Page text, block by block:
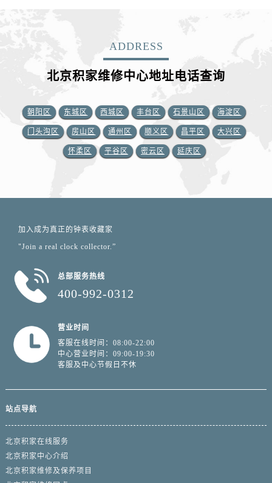
ADDRESS
北京积家维修中心地址电话查询
朝阳区 东城区 西城区 丰台区 石景山区 海淀区
门头沟区 房山区 通州区 顺义区 昌平区 大兴区
怀柔区 平谷区 密云区 延庆区
加入成为真正的钟表收藏家
"Join a real clock collector.”
总部服务热线
400-992-0312
营业时间
客服在线时间：08:00-22:00
中心营业时间：09:00-19:30
客服及中心节假日不休
站点导航
北京积家在线服务
北京积家中心介绍
北京积家维修及保养项目